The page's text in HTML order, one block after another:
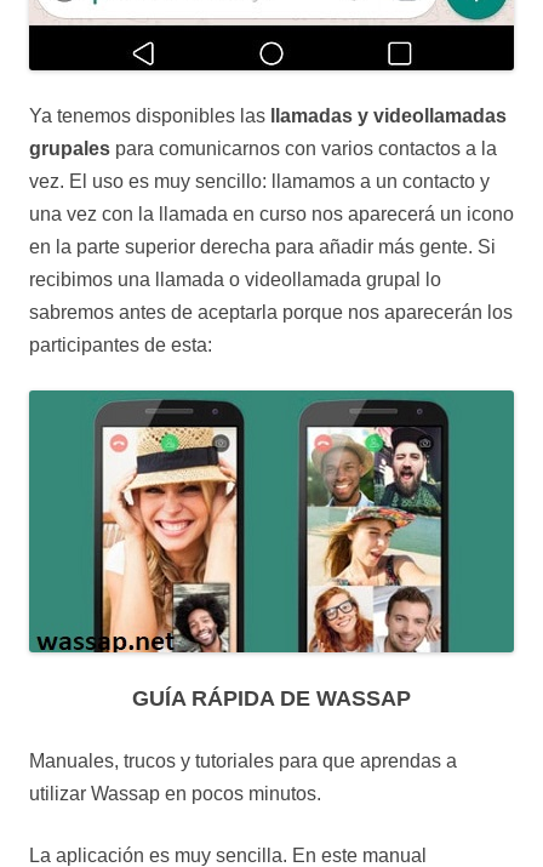
Ya tenemos disponibles las
llamadas y videollamadas
grupales para comunicarnos con varios contactos a la
vez. El uso es muy sencillo: llamamos a un contacto y
una vez con la llamada en curso nos aparecerá un icono
en la parte superior derecha para añadir más gente. Si
recibimos una llamada o videollamada grupal lo
sabremos antes de aceptarla porque nos aparecerán los
participantes de esta:
GUÍA RÁPIDA DE WASSAP
Manuales, trucos y tutoriales para que aprendas a
utilizar Wassap en pocos minutos.
La aplicación es muy sencilla. En este manual